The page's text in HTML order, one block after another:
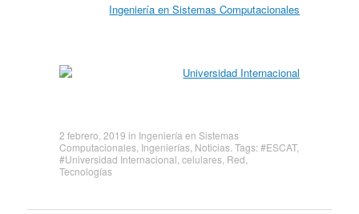
Ingeniería en Sistemas Computacionales
2 febrero, 2019 in Ingeniería en Sistemas
Computacionales, Ingenierías, Noticias. Tags:#ESCAT,
#Universidad Internacional celulares, Red
Tecnologías